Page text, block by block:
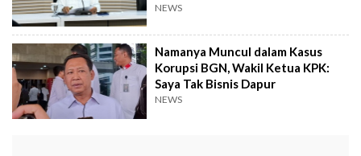
NEWS
Namanya Muncul dalam Kasus
Korupsi BGN, Wakil Ketua KPK:
Saya Tak Bisnis Dapur
NEWS